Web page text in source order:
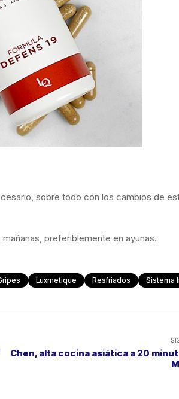
sobre todo con los cambios de
preferiblemente en ayunas.
Luxmetique Resfriados Sistema
Chen, alta cocina asiática a 20